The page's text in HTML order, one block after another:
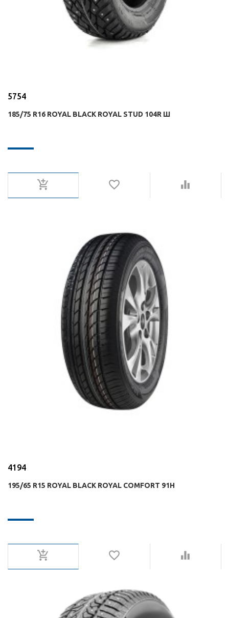
5754
185/75 R16 ROYAL BLACK ROYAL STUD 104R Ш
4194
195/65 R15 ROYAL BLACK ROYAL COMFORT 91H